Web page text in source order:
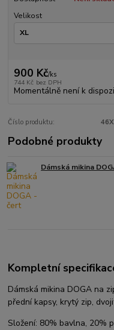
Velikost
900 Kč/ks
744 Kč bez DPH
Momentálně není k
Číslo produktu:
Podobné produkty
Dámská mikina
Kompletní
Dámská mikina DOGA na
přední kapsy, krytý zip,
Složení: 80% bavlna, 20%